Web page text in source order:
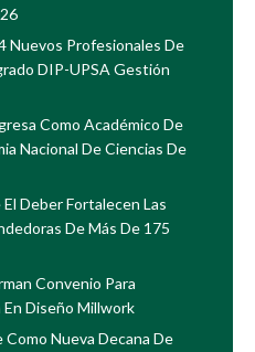
Nuevos Profesionales De
DIP-UPSA Gestión
Como Académico De
Nacional De Ciencias De
El Deber Fortalecen Las
De Más De 175
Convenio Para
En Diseño Millwork
Nueva Decana De